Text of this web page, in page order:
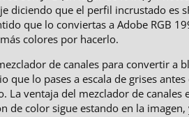
diciendo que el perfil incrustado es
que lo conviertas a Adobe RGB
colores por hacerlo.
de canales para convertir a
que lo pases a escala de grises
La ventaja del mezclador de canales
de color sigue estando en la imagen,